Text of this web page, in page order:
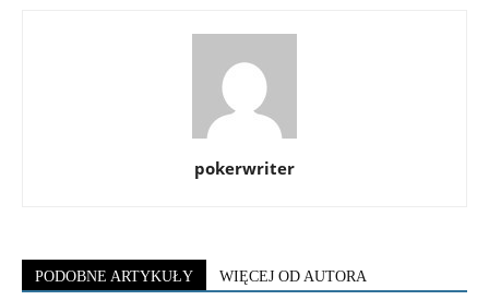
pokerwriter
PODOBNE ARTYKUŁY WIĘCEJ OD AUTORA